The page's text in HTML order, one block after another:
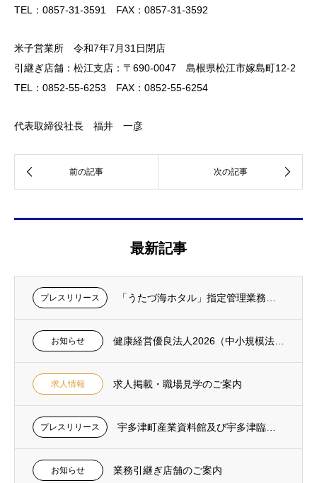
TEL：0857-31-3591 FAX：0857-31-3592
米子営業所 令和7年7月31日閉店
引継ぎ店舗：松江支店：〒690-0047 島根県松江市嫁島町12-2
TEL：0852-55-6253 FAX：0852-55-6254
代表取締役社長 福井 一彦
最新記事
プレスリリース
お知らせ
求人情報 求人掲載・職場見学のご案内
プレスリリース
お知らせ 業務引継ぎ店舗のご案内